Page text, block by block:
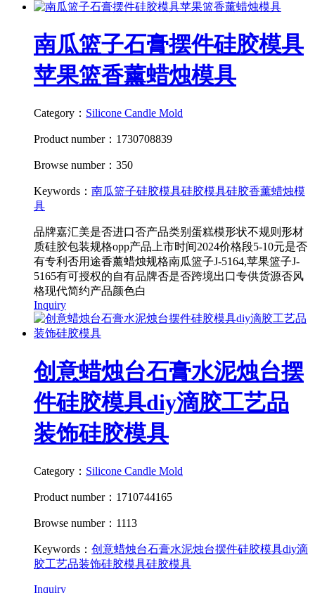
南瓜篮子石膏摆件硅胶模具
苹果篮香薰蜡烛模具
Category： Silicone Candle Mold
Product number：1730708839
Browse number：350
Keywords： 南瓜篮子硅胶模具硅胶模具硅胶香薰蜡烛模
具
品牌嘉汇美是否进口否产品类别蛋糕模形状不规则形材
质硅胶包装规格opp产品上市时间2024价格段5-10元是否
有专利否用途香薰蜡烛规格南瓜篮子J-5164,苹果篮子J-
5165有可授权的自有品牌否是否跨境出口专供货源否风
格现代简约产品颜色白
Inquiry
创意蜡烛台石膏水泥烛台摆
件硅胶模具diy滴胶工艺品
装饰硅胶模具
Category： Silicone Candle Mold
Product number：1710744165
Browse number：1113
Keywords： 创意蜡烛台石膏水泥烛台摆件硅胶模具diy滴
胶工艺品装饰硅胶模具硅胶模具
Inquiry